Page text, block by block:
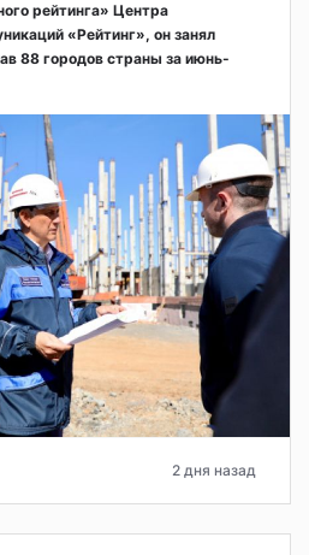
рейтинга» Центра
«Рейтинг», он занял
88 городов страны за июнь-
2 дня назад